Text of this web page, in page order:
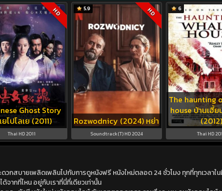
Ghost Story
ยโปโลเย (2011)
HD
Thai HD 2011
Rozwodnicy (2024) หย่า
5.9 HD
Soundtrack(T) HD 2024
The haunting
house บ้านเฮี้
(2012)
6
Thai HD
วกสบายเพลิดเพลินไปกับการดูหนังฟรี หนังใหม่ตลอด 24 ชั่วโมง ทุกที่ทุกเวลา
จากที่ไหน อยู่กับเราที่นี่ที่เดียวเท่านั้น